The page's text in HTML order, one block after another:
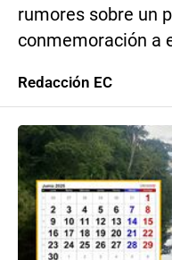
rumores sobre un
conmemoración a
Redacción EC